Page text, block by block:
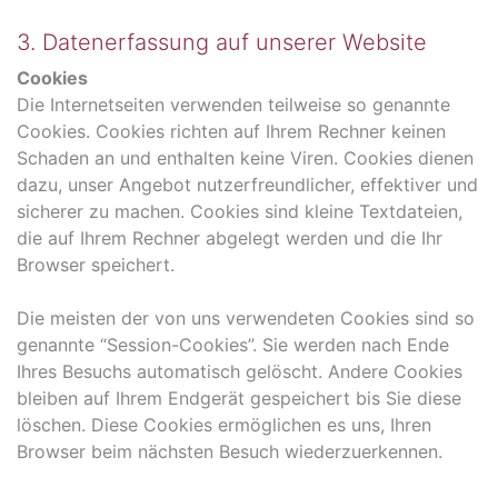
3. Datenerfassung auf unserer Website
Cookies
Die Internetseiten verwenden teilweise so genannte
Cookies. Cookies richten auf Ihrem Rechner keinen
Schaden an und enthalten keine Viren. Cookies dienen
dazu, unser Angebot nutzerfreundlicher, effektiver und
sicherer zu machen. Cookies sind kleine Textdateien,
die auf Ihrem Rechner abgelegt werden und die Ihr
Browser speichert.
Die meisten der von uns verwendeten Cookies sind so
genannte “Session-Cookies”. Sie werden nach Ende
Ihres Besuchs automatisch gelöscht. Andere Cookies
bleiben auf Ihrem Endgerät gespeichert bis Sie diese
löschen. Diese Cookies ermöglichen es uns, Ihren
Browser beim nächsten Besuch wiederzuerkennen.